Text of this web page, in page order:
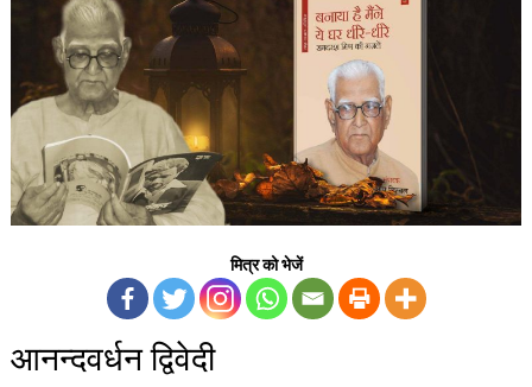
मित्र को भेजें
आनन्दवर्धन द्विवेदी